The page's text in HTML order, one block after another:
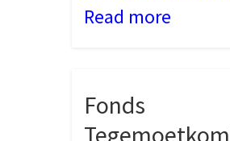
Forest
Read more
Fonds